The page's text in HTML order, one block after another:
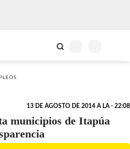
13 DE AGOSTO DE 2014 A LA - 22:08
municipios de Itapúa